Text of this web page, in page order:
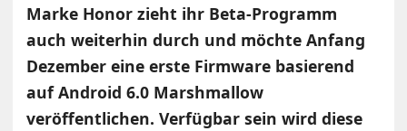
Marke Honor zieht ihr Beta-Programm
auch weiterhin durch und möchte Anfang
Dezember eine erste Firmware basierend
auf Android 6.0 Marshmallow
veröffentlichen. Verfügbar sein wird diese